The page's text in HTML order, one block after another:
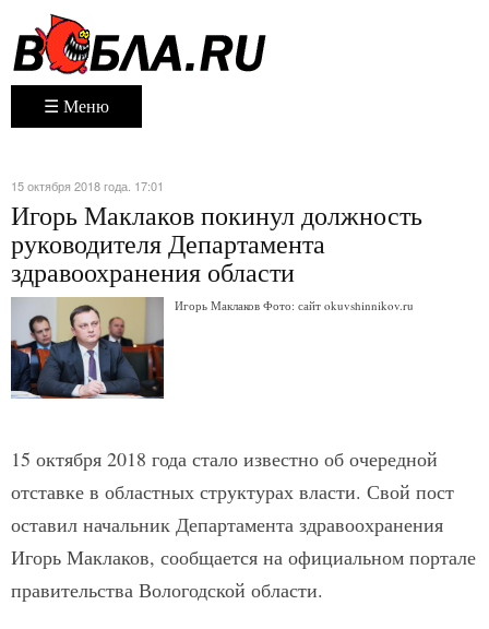
☰ Меню
15 октября 2018 года. 17:01
Игорь Маклаков покинул должность
руководителя Департамента
здравоохранения области
Игорь Маклаков Фото: сайт okuvshinnikov.ru
15 октября 2018 года стало известно об очередной
отставке в областных структурах власти. Свой пост
оставил начальник Департамента здравоохранения
Игорь Маклаков, сообщается на официальном портале
правительства Вологодской области.